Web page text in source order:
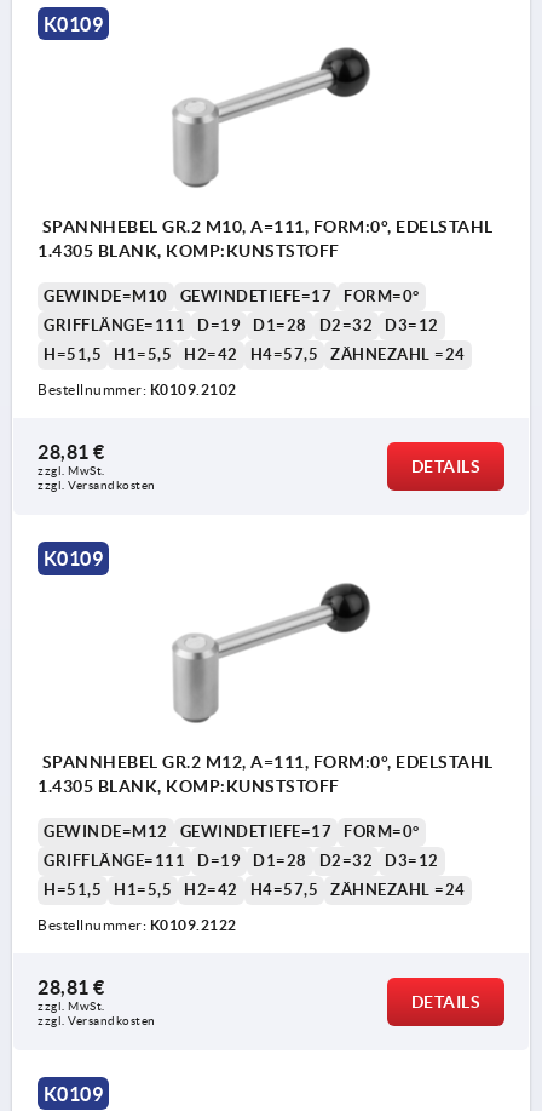
K0109
SPANNHEBEL GR.2 M10, A=111, FORM:0°, EDELSTAHL
1.4305 BLANK, KOMP:KUNSTSTOFF
GEWINDE=M10 GEWINDETIEFE=17
FORM=0°
GRIFFLÄNGE=111
D=19 D1=28 D2=32
D3=12
H=51,5
H1=5,5 H2=42 H4=57,5 ZÄHNEZAHL =24
Bestellnummer: K0109.2102
28,81 €
zzgl. MwSt.
zzgl. Versandkosten
DETAILS
K0109
SPANNHEBEL GR.2 M12, A=111, FORM:0°, EDELSTAHL
1.4305 BLANK, KOMP:KUNSTSTOFF
GEWINDE=M12 GEWINDETIEFE=17
FORM=0°
GRIFFLÄNGE=111
D=19 D1=28 D2=32
D3=12
H=51,5
H1=5,5 H2=42 H4=57,5 ZÄHNEZAHL =24
Bestellnummer: K0109.2122
28,81 €
zzgl. MwSt.
zzgl. Versandkosten
DETAILS
K0109